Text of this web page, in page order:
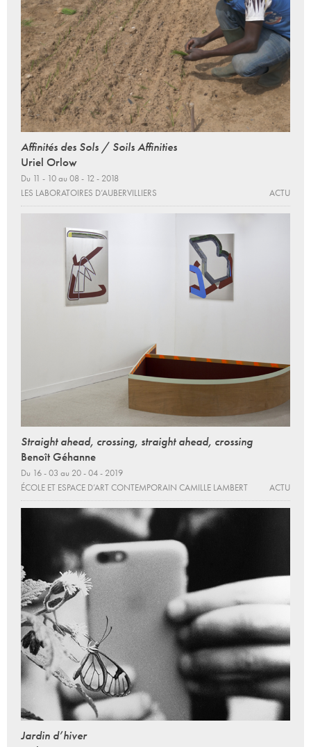
Affinités des Sols / Soils Affinities
Uriel Orlow
Du 11 - 10 au 08 - 12 - 2018
LES LABORATOIRES D’AUBERVILLIERS
ACTU
Straight ahead, crossing, straight ahead, crossing
Benoît Géhanne
Du 16 - 03 au 20 - 04 - 2019
ÉCOLE ET ESPACE D’ART CONTEMPORAIN CAMILLE LAMBERT
ACTU
Jardin d’hiver